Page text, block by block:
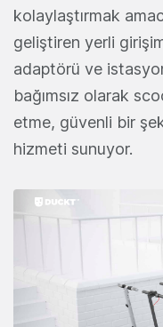
kolaylaştırmak
geliştiren yerli
adaptörü ve
bağımsız olarak
etme, güvenli bir
hizmeti sunuyor.